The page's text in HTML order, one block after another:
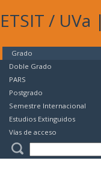
ETSIT / UVa |
Grado
Doble Grado
PARS
Postgrado
Semestre Internacional
Estudios Extinguidos
Vías de acceso